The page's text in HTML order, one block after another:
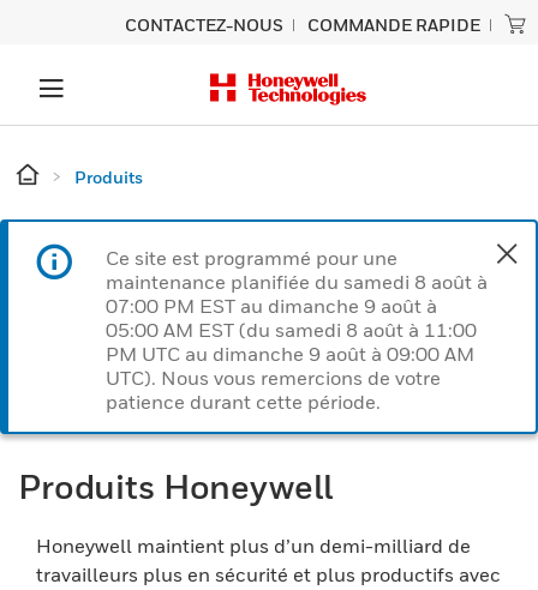
CONTACTEZ-NOUS COMMANDE RAPIDE
Produits
Ce site est programmé pour une
maintenance planifiée du samedi 8 août à
07:00 PM EST au dimanche 9 août à
05:00 AM EST (du samedi 8 août à 11:00
PM UTC au dimanche 9 août à 09:00 AM
UTC). Nous vous remercions de votre
patience durant cette période.
Produits Honeywell
Honeywell maintient plus d’un demi-milliard de
travailleurs plus en sécurité et plus productifs avec